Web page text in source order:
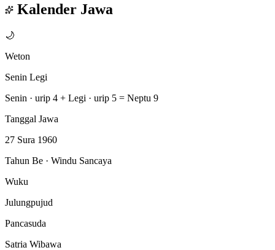
Kalender Jawa
🌙
Weton
Senin Legi
Senin · urip 4 + Legi · urip 5 = Neptu 9
Tanggal Jawa
27 Sura 1960
Tahun Be · Windu Sancaya
Wuku
Julungpujud
Pancasuda
Satria Wibawa